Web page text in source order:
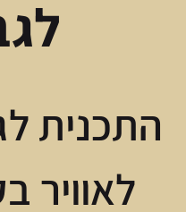
התכנית
לאוויר